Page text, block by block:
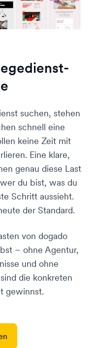
suchen, stehen
schnell eine
keine Zeit mit
Eine klare,
genau diese Last
du bist, was du
Schritt aussieht.
der Standard.
von dogado
– ohne Agentur,
und ohne
die konkreten
gewinnst.